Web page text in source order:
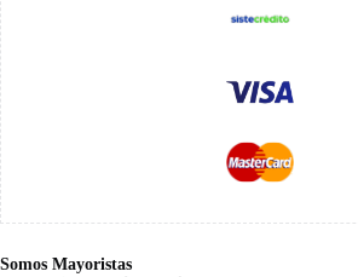
Somos Mayoristas